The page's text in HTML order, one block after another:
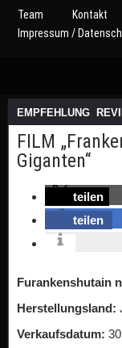
Team Kontakt
Impressum /
EMPFEHLUNG
FILM
Giganten“
teilen
teilen
Furankenshutain
Herstellungsland:
Verkaufsdatum: